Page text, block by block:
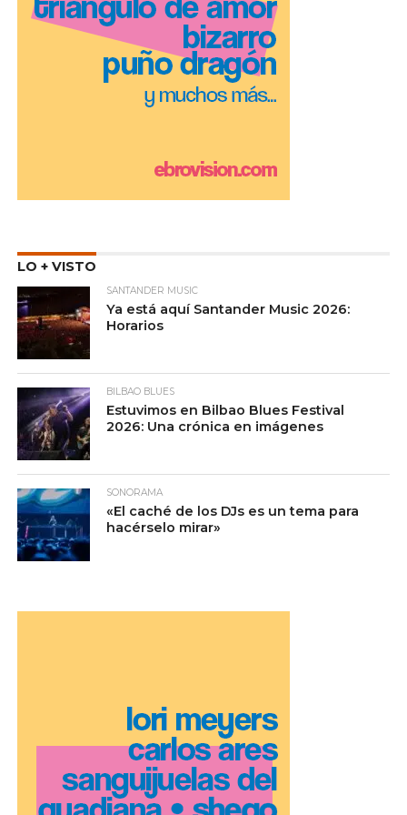
LO + VISTO
SANTANDER MUSIC
Ya está aquí Santander Music 2026:
Horarios
BILBAO BLUES
Estuvimos en Bilbao Blues Festival
2026: Una crónica en imágenes
SONORAMA
«El caché de los DJs es un tema para
hacérselo mirar»